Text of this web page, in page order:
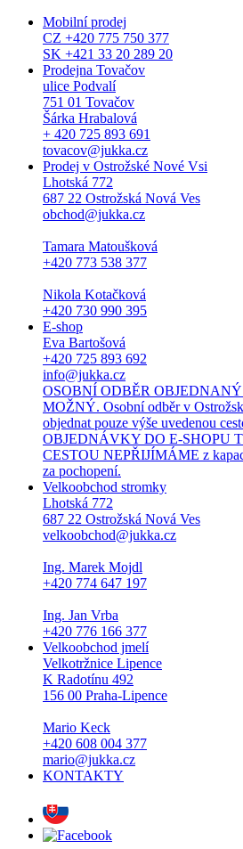
Mobilní prodej
CZ +420 775 750 377
SK +421 33 20 289 20
Prodejna Tovačov
ulice Podvalí
751 01 Tovačov
Šárka Hrabalová
+ 420 725 893 691
tovacov@jukka.cz
Prodej v Ostrožské Nové Vsi
Lhotská 772
687 22 Ostrožská Nová Ves
obchod@jukka.cz
Tamara Matoušková
+420 773 538 377
Nikola Kotačková
+420 730 990 395
E-shop
Eva Bartošová
+420 725 893 692
info@jukka.cz
OSOBNÍ ODBĚR OBJEDNANÝ
MOŽNÝ. Osobní odběr v
objednat pouze výše uvedenou
OBJEDNÁVKY DO E-SHOPU
CESTOU NEPŘIJÍMÁME z
za pochopení.
Velkoobchod stromky
Lhotská 772
687 22 Ostrožská Nová Ves
velkoobchod@jukka.cz
Ing. Marek Mojdl
+420 774 647 197
Ing. Jan Vrba
+420 776 166 377
Velkoobchod jmelí
Velkotržnice Lipence
K Radotínu 492
156 00 Praha-Lipence
Mario Keck
+420 608 004 377
mario@jukka.cz
KONTAKTY